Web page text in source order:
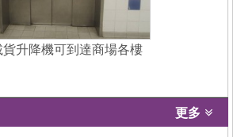
貨升降機可到達商場各樓
更多